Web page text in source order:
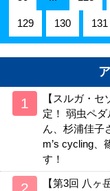
129 130 131
【スルガ・
定！ 弱虫ペ
ん、杉浦佳子
m’s cycling、
す！
【第3回 八ヶ